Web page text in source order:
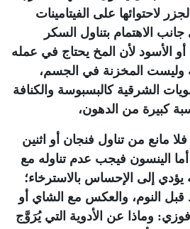
لاحتوائها على الفيتامينات
جانب الاهتمام بتناول السكر
الأسود لأن المخ يحتاج في عمله
وليست المخزنة في الجسم،
الشرقية كالبسبوسة والكنافة
كبيرة من الدهون،
مانع من تناول فنجان أو اثنين
الينسون فيجب عدم تناوله مع
يؤدي إلى الإحساس بالاسترخاء؛
قبل النوم، والعكس مع الشاي أو
وماذا عن الأدوية التي يُرَوَّج